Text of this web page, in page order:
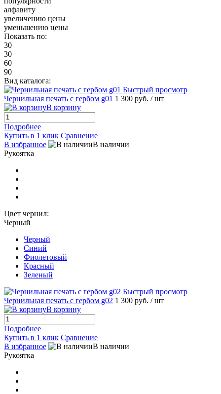
алфавиту
увеличению цены
уменьшению цены
Показать по:
30
30
60
90
Вид каталога:
Быстрый просмотр
Чернильная печать с гербом g01 1 300 руб. / шт
В корзину
Подробнее
Купить в 1 клик Сравнение
В избранное
В наличии
Рукоятка
Цвет чернил:
Черный
Черный
Синий
Фиолетовый
Красный
Зеленый
Быстрый просмотр
Чернильная печать с гербом g02 1 300 руб. / шт
В корзину
Подробнее
Купить в 1 клик Сравнение
В избранное
В наличии
Рукоятка